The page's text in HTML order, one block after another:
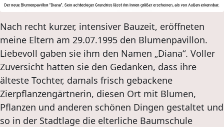
Nach recht kurzer, intensiver Bauzeit, eröffneten
meine Eltern am 29.07.1995 den Blumenpavillon.
Liebevoll gaben sie ihm den Namen „Diana“. Voller
Zuversicht hatten sie den Gedanken, dass ihre
älteste Tochter, damals frisch gebackene
Zierpflanzengärtnerin, diesen Ort mit Blumen,
Pflanzen und anderen schönen Dingen gestaltet und
so in der Stadtlage die elterliche Baumschule